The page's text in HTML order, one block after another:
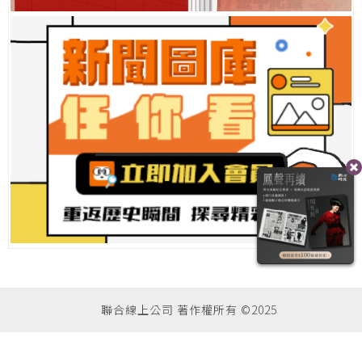
聯合線上公司 著作權所有 ©2025